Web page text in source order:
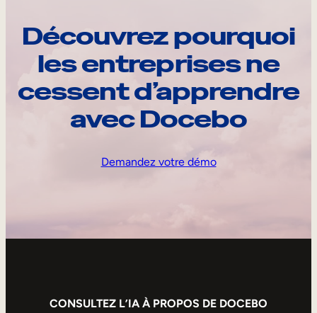
Découvrez pourquoi
les entreprises ne
cessent d’apprendre
avec Docebo
Demandez votre démo
CONSULTEZ L’IA À PROPOS DE DOCEBO